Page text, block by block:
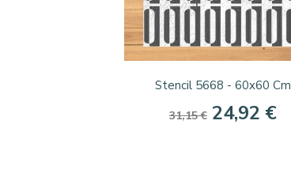
Anteprima
Stencil 5668 - 60x60 Cm
31,15 € 24,92 €